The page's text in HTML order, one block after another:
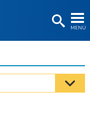
MENÚ